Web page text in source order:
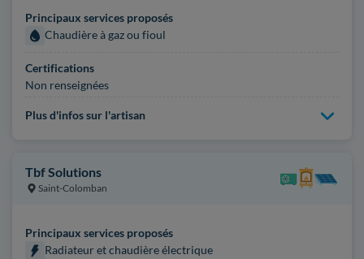
Principaux services proposés
Chaudière à gaz ou fioul
Certifications
Non renseignées
Plus d'infos sur l'artisan
Tbf Solutions
Saint-Colomban
Principaux services proposés
Radiateur et chaudière électrique